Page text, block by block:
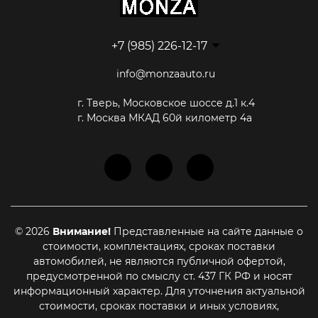
+7 (985) 226-12-17
info@monzaauto.ru
г. Тверь, Московское шоссе д.1 к.4
г. Москва МКАД 60й километр 4а
© 2026 Внимание! Представленные на сайте данные о
стоимости, комплектациях, сроках поставки
автомобилей, не являются публичной офертой,
предусмотренной по смыслу ст. 437 ГК РФ и носят
информационный характер. Для уточнения актуальной
стоимости, сроках поставки и иных условиях,